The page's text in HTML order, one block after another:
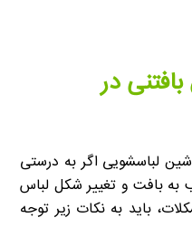
در
لباسشویی اگر به درستی
به بافت و تغییر شکل لباس
باید به نکات زیر توجه